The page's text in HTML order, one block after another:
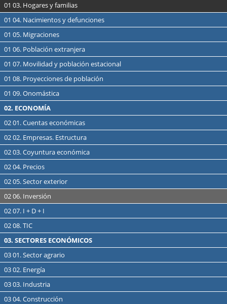
01 03. Hogares y familias
01 04. Nacimientos y defunciones
01 05. Migraciones
01 06. Población extranjera
01 07. Movilidad y población estacional
01 08. Proyecciones de población
01 09. Onomástica
02. ECONOMÍA
02 01. Cuentas económicas
02 02. Empresas. Estructura
02 03. Coyuntura económica
02 04. Precios
02 05. Sector exterior
02 06. Inversión
02 07. I + D + I
02 08. TIC
03. SECTORES ECONÓMICOS
03 01. Sector agrario
03 02. Energía
03 03. Industria
03 04. Construcción